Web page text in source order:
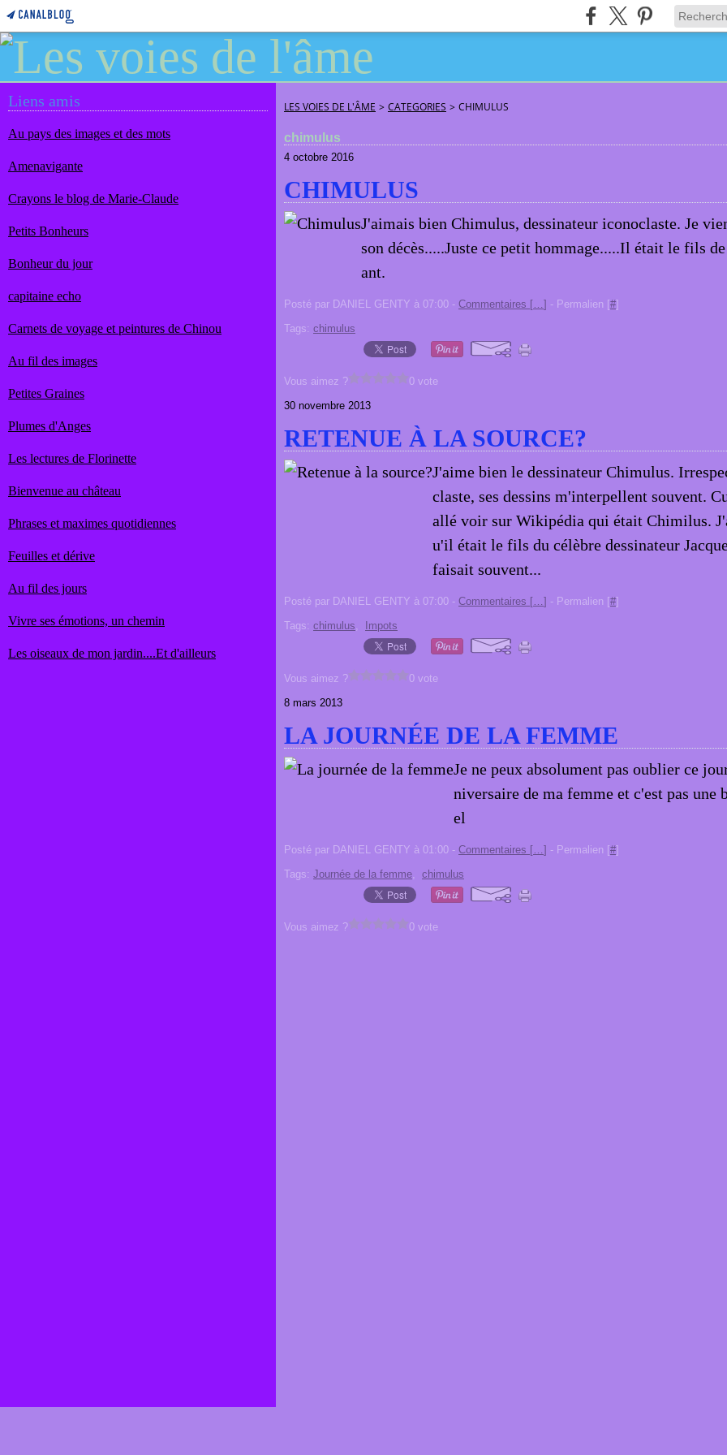
Liens amis
Au pays des images et des mots
Amenavigante
Crayons le blog de Marie-Claude
Petits Bonheurs
Bonheur du jour
capitaine echo
Carnets de voyage et peintures de Chinou
Au fil des images
Petites Graines
Plumes d'Anges
Les lectures de Florinette
Bienvenue au château
Phrases et maximes quotidiennes
Feuilles et dérive
Au fil des jours
Vivre ses émotions, un chemin
Les oiseaux de mon jardin....Et d'ailleurs
LES VOIES DE L'ÂME > CATEGORIES > CHIMULUS
chimulus
4 octobre 2016
CHIMULUS
J'aimais bien Chimulus, dessinateur iconoclaste. Je
son décès.....Juste ce petit hommage.....Il était le fils
ant.
Posté par DANIEL GENTY à 07:00 - Commentaires […] - Permalien [#]
Tags: chimulus
Vous aimez ?
0 vote
30 novembre 2013
RETENUE À LA SOURCE?
J'aime bien le dessinateur Chimulus.
claste, ses dessins m'interpellent souvent.
allé voir sur Wikipédia qui était Chimilus.
u'il était le fils du célèbre dessinateur
faisait souvent...
Posté par DANIEL GENTY à 07:00 - Commentaires […] - Permalien [#]
Tags: chimulus, Impots
Vous aimez ?
0 vote
8 mars 2013
LA JOURNÉE DE LA FEMME
Je ne peux absolument pas oublier ce
niversaire de ma femme et c'est pas une
el
Posté par DANIEL GENTY à 01:00 - Commentaires […] - Permalien [#]
Tags: Journée de la femme, chimulus
Vous aimez ? 0 vote